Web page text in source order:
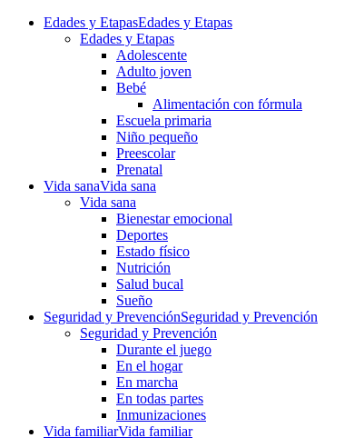
Edades y EtapasEdades y Etapas
Edades y Etapas
Adolescente
Adulto joven
Bebé
Alimentación con fórmula
Escuela primaria
Niño pequeño
Preescolar
Prenatal
Vida sanaVida sana
Vida sana
Bienestar emocional
Deportes
Estado físico
Nutrición
Salud bucal
Sueño
Seguridad y PrevenciónSeguridad y Prevención
Seguridad y Prevención
Durante el juego
En el hogar
En marcha
En todas partes
Inmunizaciones
Vida familiarVida familiar